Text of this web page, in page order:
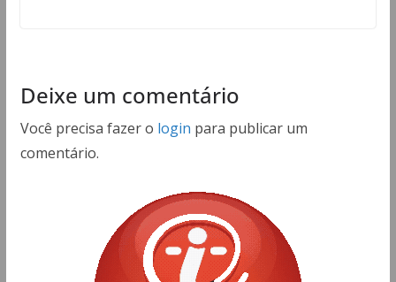
Deixe um comentário
Você precisa fazer o login para publicar um
comentário.